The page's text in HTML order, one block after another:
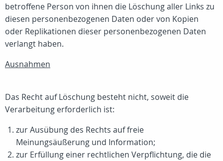
betroffene Person von ihnen die Löschung aller Links zu
diesen personenbezogenen Daten oder von Kopien
oder Replikationen dieser personenbezogenen Daten
verlangt haben.
Ausnahmen
Das Recht auf Löschung besteht nicht, soweit die
Verarbeitung erforderlich ist:
zur Ausübung des Rechts auf freie
Meinungsäußerung und Information;
zur Erfüllung einer rechtlichen Verpflichtung, die die